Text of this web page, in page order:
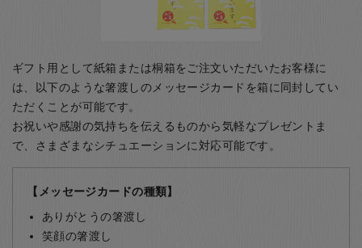
ギフト用として紙箱または桐箱をご注文いただいたお客様に
は、以下のような箸渡しのメッセージカードを箱に同封してい
ただくことが可能です。
お祝いや感謝の気持ちを伝えるものから気軽なプレゼントま
で、さまざまなシチュエーションに対応可能です。
【メッセージカードの種類】
ありがとうの箸渡し
笑顔の箸渡し